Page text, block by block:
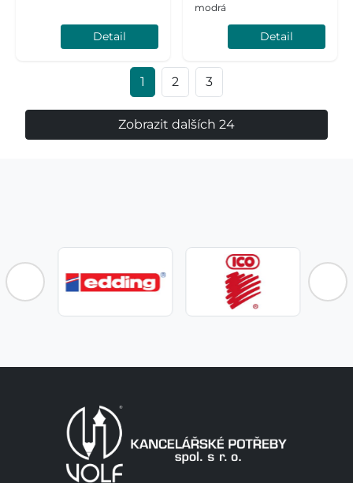
Detail
modrá
Detail
1 2 3
Zobrazit dalších 24